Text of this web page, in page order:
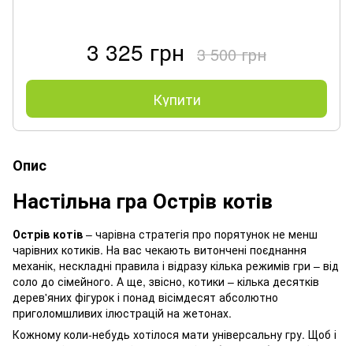
3 325 грн 3 500 грн
Купити
Опис
Настільна гра Острів котів
Острів котів – чарівна стратегія про порятунок не менш
чарівних котиків. На вас чекають витончені поєднання
механік, нескладні правила і відразу кілька режимів гри – від
соло до сімейного. А ще, звісно, котики – кілька десятків
дерев'яних фігурок і понад вісімдесят абсолютно
приголомшливих ілюстрацій на жетонах.
Кожному коли-небудь хотілося мати універсальну гру. Щоб і